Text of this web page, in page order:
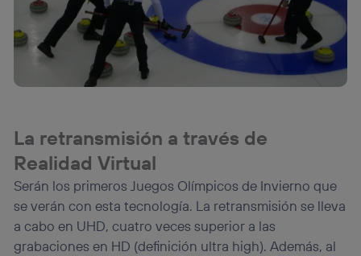
La retransmisión a través de
Realidad Virtual
Serán los primeros Juegos Olímpicos de Invierno que
se verán con esta tecnología. La retransmisión se lleva
a cabo en UHD, cuatro veces superior a las
grabaciones en HD (definición ultra high). Además, al